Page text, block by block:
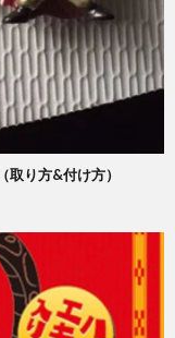
取り方&付け方）